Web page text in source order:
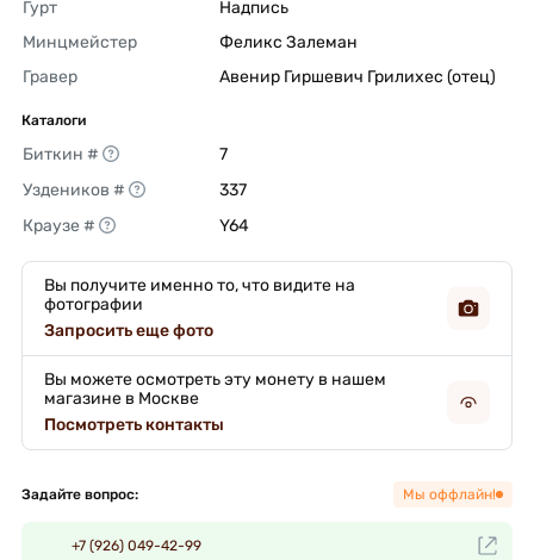
Гурт
Надпись
Минцмейстер
Феликс Залеман
Гравер
Авенир Гиршевич Грилихес (отец)
Каталоги
Биткин #
7
Уздеников #
337
Краузе #
Y64
Вы получите именно то, что видите на
фотографии
Запросить еще фото
Вы можете осмотреть эту монету в нашем
магазине в Москве
Посмотреть контакты
Задайте вопрос: Мы оффлайн!
+7 (926) 049-42-99